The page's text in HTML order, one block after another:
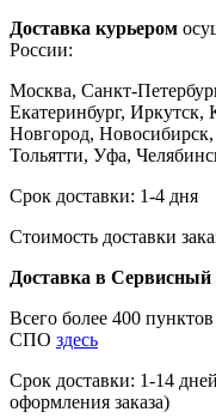
Доставка курьером
России:
Москва, Санкт-
Екатеринбург,
Новгород,
Тольятти, Уфа,
Срок доставки: 1-4 дня
Стоимость доставки
Доставка в
Всего более 400
СПО здесь
Срок доставки: 1-14
оформления заказа)